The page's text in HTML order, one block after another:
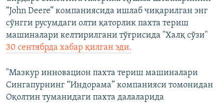
“John Deere” компаниясида ишлаб чиқарилган энг
сўнгги русумдаги олти қаторлик пахта териш
машиналари келтирилгани тўғрисида "Халқ сўзи"
30 сентябрда хабар қилган эди.
"Мазкур инновацион пахта териш машиналари
Сингапурнинг “Индорама” компанияси томонидан
Оқолтин туманидаги пахта далаларида